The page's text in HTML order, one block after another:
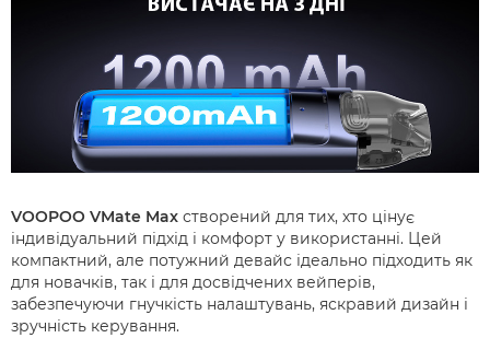
VOOPOO VMate Max створений для тих, хто цінує
індивідуальний підхід і комфорт у використанні. Цей
компактний, але потужний девайс ідеально підходить як
для новачків, так і для досвідчених вейперів,
забезпечуючи гнучкість налаштувань, яскравий дизайн і
зручність керування.